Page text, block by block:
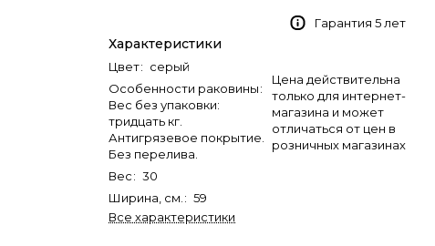
Характеристики
Цвет: серый
Особенности раковины:
Вес без упаковки:
тридцать кг.
Антигрязевое покрытие.
Без перелива.
Вес: 30
Ширина, см. : 59
Все характеристики
Гарантия 5 лет
Цена действительна
только для интернет-
магазина и может
отличаться от цен в
розничных магазинах